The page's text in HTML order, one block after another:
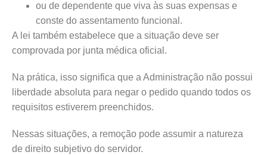
ou de dependente que viva às suas expensas e
conste do assentamento funcional.
A lei também estabelece que a situação deve ser
comprovada por junta médica oficial.
Na prática, isso significa que a Administração não possui
liberdade absoluta para negar o pedido quando todos os
requisitos estiverem preenchidos.
Nessas situações, a remoção pode assumir a natureza
de direito subjetivo do servidor.